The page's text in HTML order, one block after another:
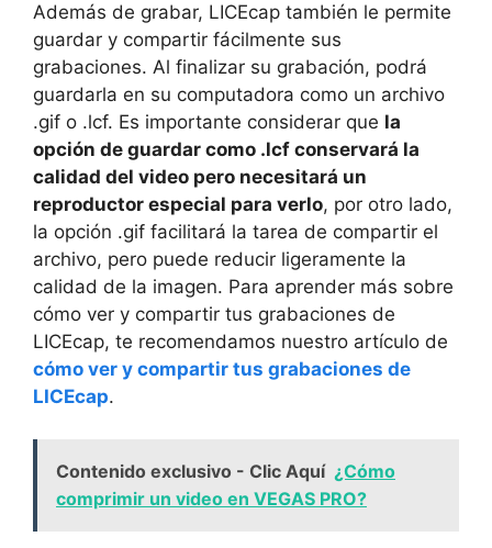
Además de grabar, LICEcap también le permite
guardar y compartir fácilmente sus
grabaciones. Al finalizar su grabación, podrá
guardarla en su computadora como un archivo
.gif o .lcf. Es importante considerar que la
opción de guardar como .lcf conservará la
calidad del video pero necesitará un
reproductor especial para verlo, por otro lado,
la opción .gif facilitará la tarea de compartir el
archivo, pero puede reducir ligeramente la
calidad de la imagen. Para aprender más sobre
cómo ver y compartir tus grabaciones de
LICEcap, te recomendamos nuestro artículo de
cómo ver y compartir tus grabaciones de
LICEcap.
Contenido exclusivo - Clic Aquí ¿Cómo
comprimir un video en VEGAS PRO?